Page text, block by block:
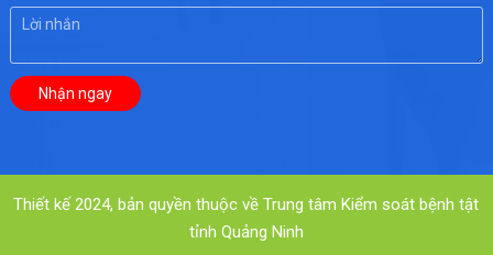
Thiết kế 2024, bản quyền thuộc về Trung tâm Kiểm soát bệnh tật
tỉnh Quảng Ninh